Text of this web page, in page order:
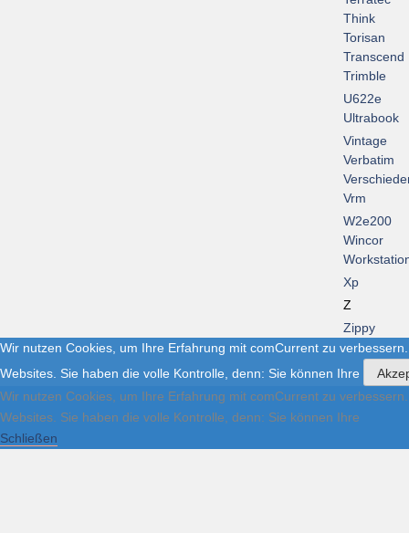
Think
Torisan
Transcend
Trimble
U622e
Ultrabook
Vintage
Verbatim
Vrm
W2e200
Wincor
Xp
Z
Zippy
Wir nutzen Cookies, um Ihre Erfahrung mit comCurrent zu
Websites. Sie haben die volle Kontrolle, denn: Sie können Ihre
Wir nutzen Cookies, um Ihre Erfahrung mit comCurrent zu
Websites. Sie haben die volle Kontrolle, denn: Sie können Ihre
Schließen